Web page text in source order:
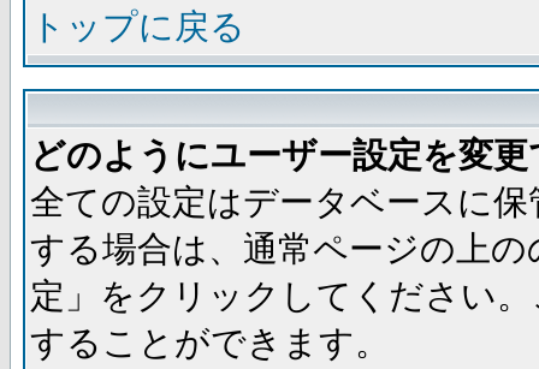
トップに戻る
どのようにユーザー設定を変
全ての設定はデータベースに
する場合は、通常ページの上
定」をクリックしてください
することができます。